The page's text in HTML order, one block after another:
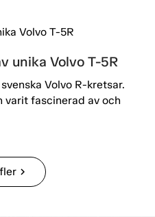
unika Volvo T-5R
Volvo R-kretsar.
varit fascinerad av och
chevron_right